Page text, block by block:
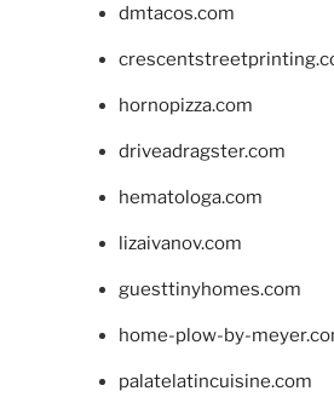
dmtacos.com
hornopizza.com
driveadragster.com
hematologa.com
lizaivanov.com
guesttinyhomes.com
home-plow-by-
palatelatincuisine.com